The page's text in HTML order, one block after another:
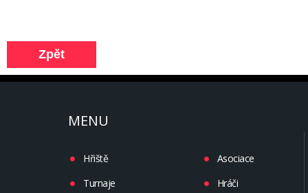
MENU
Hřiště
Turnaje
Asociace
Hráči